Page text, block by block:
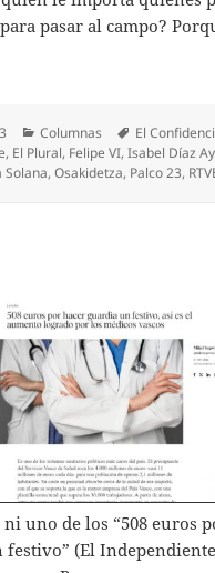
pasar al campo?
Categorías
Columnas Etiquetas
El
, El Plural, Felipe VI,Isabel Díaz
Solana,Osakidetza, Palco 23,
uno de los “508 euros
festivo” (El